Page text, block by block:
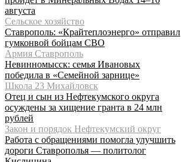
августа
Сельское хозяйство
Ставрополь: «Крайтеплоэнерго» отправил
гумконвой бойцам СВО
Армия Ставрополь
Невинномысск: семья Ивановых
победила в «Семейной зарнице»
Школа 23 Михайловск
Отец и сын из Нефтекумского округа
осуждены за хищение гранта в 24 млн
рублей
Закон и порядок Нефтекумский округ
Работа с обращениями помогла улучшить
дороги Ставрополья — политолог